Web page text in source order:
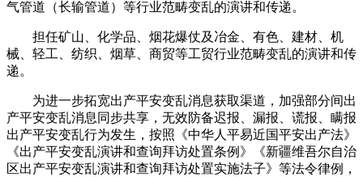
气管道（长输管道）等行业范畴变乱的演讲和传递。
担任矿山、化学品、烟花爆仗及冶金、有色、建材、机
械、轻工、纺织、烟草、商贸等工贸行业范畴变乱的演讲和传
递。
为进一步拓宽出产平安变乱消息获取渠道，加强部分间出
产平安变乱消息同步共享，无效防备迟报、漏报、谎报、瞒报
出产平安变乱行为发生，按照《中华人平易近国平安出产法》
《出产平安变乱演讲和查询拜访处置条例》《新疆维吾尔自治
区出产平安变乱演讲和查询拜访处置实施法子》等法令律例，